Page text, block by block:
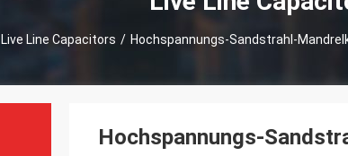
Live Line Capacitors / Hochspannungs-Sandstrahl-
Hochspannungs-